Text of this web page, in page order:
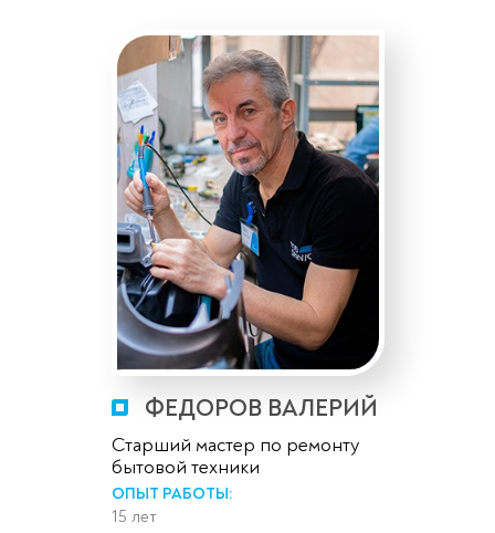
ФЕДОРОВ ВАЛЕРИЙ
Старший мастер по ремонту
бытовой техники
ОПЫТ РАБОТЫ:
15 лет